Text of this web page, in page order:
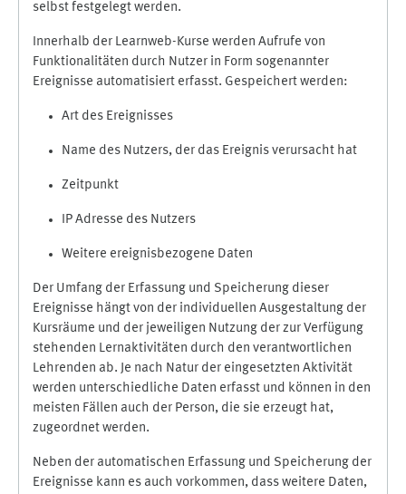
selbst festgelegt werden.
Innerhalb der Learnweb-Kurse werden Aufrufe von
Funktionalitäten durch Nutzer in Form sogenannter
Ereignisse automatisiert erfasst. Gespeichert werden:
Art des Ereignisses
Name des Nutzers, der das Ereignis verursacht hat
Zeitpunkt
IP Adresse des Nutzers
Weitere ereignisbezogene Daten
Der Umfang der Erfassung und Speicherung dieser
Ereignisse hängt von der individuellen Ausgestaltung der
Kursräume und der jeweiligen Nutzung der zur Verfügung
stehenden Lernaktivitäten durch den verantwortlichen
Lehrenden ab. Je nach Natur der eingesetzten Aktivität
werden unterschiedliche Daten erfasst und können in den
meisten Fällen auch der Person, die sie erzeugt hat,
zugeordnet werden.
Neben der automatischen Erfassung und Speicherung der
Ereignisse kann es auch vorkommen, dass weitere Daten,